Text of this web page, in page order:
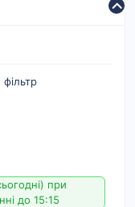
при
до 15:15